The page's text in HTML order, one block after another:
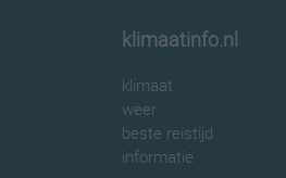
klimaatinfo.nl
klimaat
weer
beste reistijd
informatie